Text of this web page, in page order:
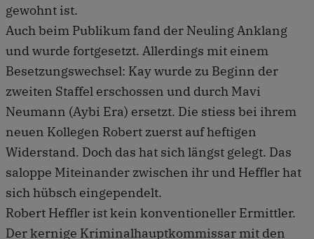
gewohnt ist.
Auch beim Publikum fand der Neuling Anklang
und wurde fortgesetzt. Allerdings mit einem
Besetzungswechsel: Kay wurde zu Beginn der
zweiten Staffel erschossen und durch Mavi
Neumann (Aybi Era) ersetzt. Die stiess bei ihrem
neuen Kollegen Robert zuerst auf heftigen
Widerstand. Doch das hat sich längst gelegt. Das
saloppe Miteinander zwischen ihr und Heffler hat
sich hübsch eingependelt.
Robert Heffler ist kein konventioneller Ermittler.
Der kernige Kriminalhauptkommissar mit den